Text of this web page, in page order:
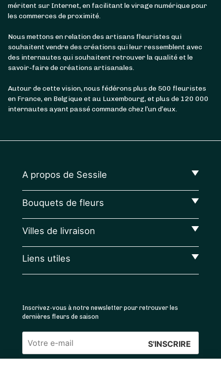
méritent sur Internet, en facilitant le virage numérique pour
les commerces de proximité.
Nous mettons en relation des artisans fleuristes qui
souhaitent vendre des créations qui leur ressemblent avec
des internautes qui souhaitent retrouver la qualité et le
savoir-faire de créations artisanales.
Autour de cette vision, nous fédérons plus de 500 fleuristes
en France, en Belgique et au Luxembourg, et plus de 120 000
internautes ayant passé commande chez l’un d’eux.
A propos de Sessile
Bouquets de fleurs
Villes de livraison
Liens utiles
Inscrivez-vous à notre newsletter pour retrouver les
dernières fleurs de saison
Veuillez